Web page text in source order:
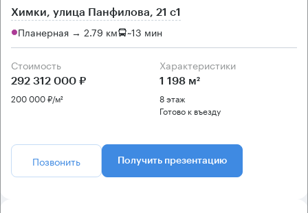
Химки, улица Панфилова, 21 с1
Планерная → 2.79 км ~13 мин
Стоимость
292 312 000 ₽
200 000 ₽/м²
Характеристики
1 198 м²
8 этаж
Готово к въезду
Позвонить Получить презентацию